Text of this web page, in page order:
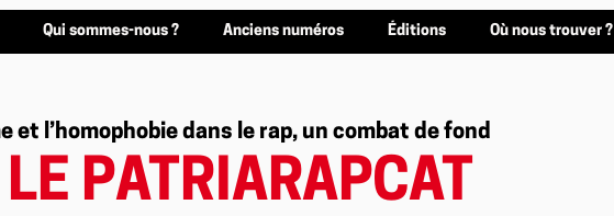
Qui sommes-nous ? Anciens numéros Éditions Où nous trouver ?
et l’homophobie dans le rap, un combat de fond
PATRIARAPCAT